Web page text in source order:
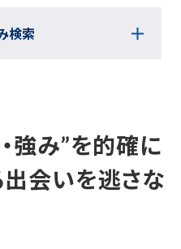
検索
強み”を的確に
会いを逃さな